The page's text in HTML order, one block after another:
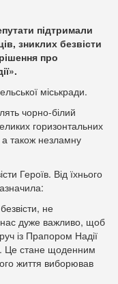
підтримали
зниклих безвісти
про
міськради.
чорно-білий
горизонтальних
а також незламну
Героїв. Від їхнього
не
дуже важливо, щоб
із Прапором Надії
Це стане щоденним
життя виборював